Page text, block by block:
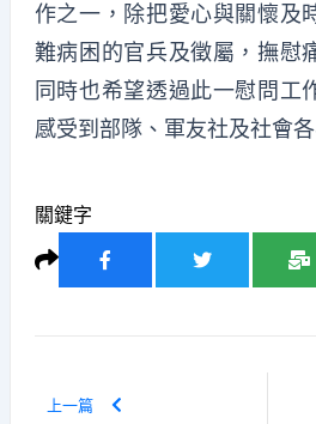
作之一，除把愛心與關懷及
難病困的官兵及徵屬，撫慰
同時也希望透過此一慰問工
感受到部隊、軍友社及社會
關鍵字
上一篇